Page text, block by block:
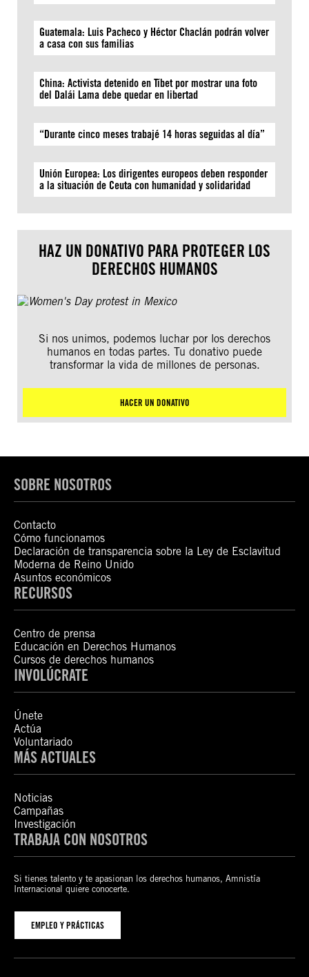
Guatemala: Luis Pacheco y Héctor Chaclán podrán volver
a casa con sus familias
China: Activista detenido en Tíbet por mostrar una foto
del Dalái Lama debe quedar en libertad
“Durante cinco meses trabajé 14 horas seguidas al día”
Unión Europea: Los dirigentes europeos deben responder
a la situación de Ceuta con humanidad y solidaridad
HAZ UN DONATIVO PARA PROTEGER LOS
DERECHOS HUMANOS
Si nos unimos, podemos luchar por los derechos
humanos en todas partes. Tu donativo puede
transformar la vida de millones de personas.
HACER UN DONATIVO
SOBRE NOSOTROS
Contacto
Cómo funcionamos
Declaración de transparencia sobre la Ley de Esclavitud
Moderna de Reino Unido
Asuntos económicos
RECURSOS
Centro de prensa
Educación en Derechos Humanos
Cursos de derechos humanos
INVOLÚCRATE
Únete
Actúa
Voluntariado
MÁS ACTUALES
Noticias
Campañas
Investigación
TRABAJA CON NOSOTROS
Si tienes talento y te apasionan los derechos humanos, Amnistía
Internacional quiere conocerte.
EMPLEO Y PRÁCTICAS